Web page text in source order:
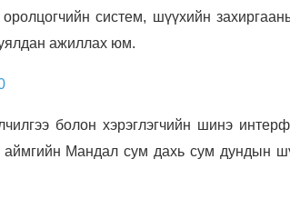
систем, шүүхийн
ажиллах юм.
болон хэрэглэгчийн шинэ
Мандал сум дахь сум дундын